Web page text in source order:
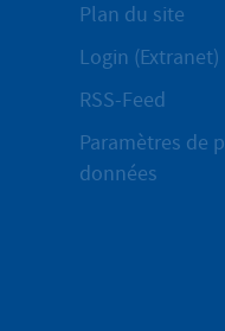
Plan du site
Login (Extranet)
RSS-Feed
Paramètres de
données